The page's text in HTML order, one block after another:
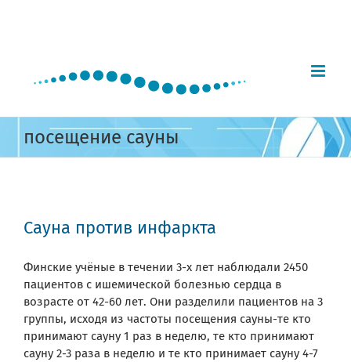
посещение сауны
Сауна против инфаркта
Финские учёные в течении 3-х лет наблюдали 2450
пациентов с ишемической болезнью сердца в
возрасте от 42-60 лет. Они разделили пациентов на 3
группы, исходя из частоты посещения сауны-те кто
принимают сауну 1 раз в неделю, те кто принимают
сауну 2-3 раза в неделю и те кто принимает сауну 4-7